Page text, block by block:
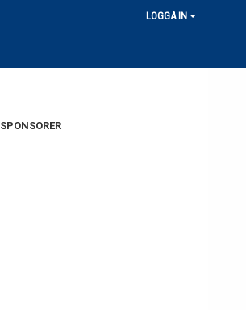
LOGGA IN
SPONSORER